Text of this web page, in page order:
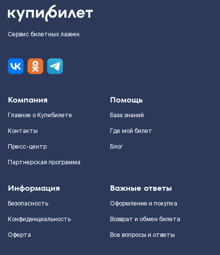
Сервис билетных лазеек
Компания
Главное о Купибилете
Контакты
Пресс-центр
Партнерская программа
Помощь
База знаний
Где мой билет
Блог
Информация
Безопасность
Конфиденциальность
Оферта
Важные ответы
Оформление и покупка
Возврат и обмен билета
Все вопросы и ответы